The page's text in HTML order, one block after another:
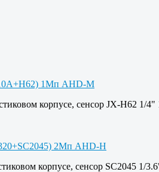
корпусе, сенсор JX-H62 1/
корпусе, сенсор SC2045 1/